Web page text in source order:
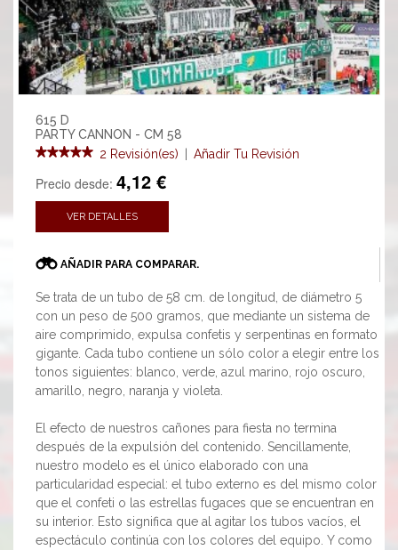
615 D
PARTY CANNON - CM 58
2 Revisión(es)
Añadir Tu Revisión
Precio desde: 4,12 €
VER DETALLES
AÑADIR PARA COMPARAR.
Se trata de un tubo de 58 cm. de longitud, de diámetro 5
con un peso de 500 gramos, que mediante un sistema de
aire comprimido, expulsa confetis y serpentinas en formato
gigante. Cada tubo contiene un sólo color a elegir entre los
tonos siguientes: blanco, verde, azul marino, rojo oscuro,
amarillo, negro, naranja y violeta.
El efecto de nuestros cañones para fiesta no termina
después de la expulsión del contenido. Sencillamente,
nuestro modelo es el único elaborado con una
particularidad especial: el tubo externo es del mismo color
que el confeti o las estrellas fugaces que se encuentran en
su interior. Esto significa que al agitar los tubos vacíos, el
espectáculo continúa con los colores del equipo. Y como